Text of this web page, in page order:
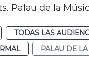
Palau de la
TODAS LAS
PALAU DE